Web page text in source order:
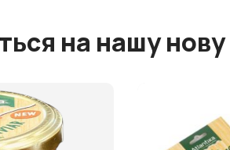
на нашу нову